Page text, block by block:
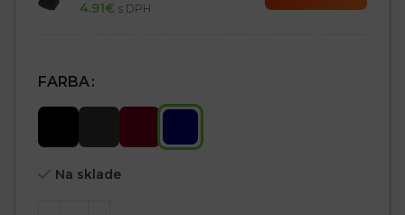
4.91€ s DPH
FARBA
Na sklade